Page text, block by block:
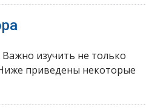
Важно изучить не только
приведены некоторые